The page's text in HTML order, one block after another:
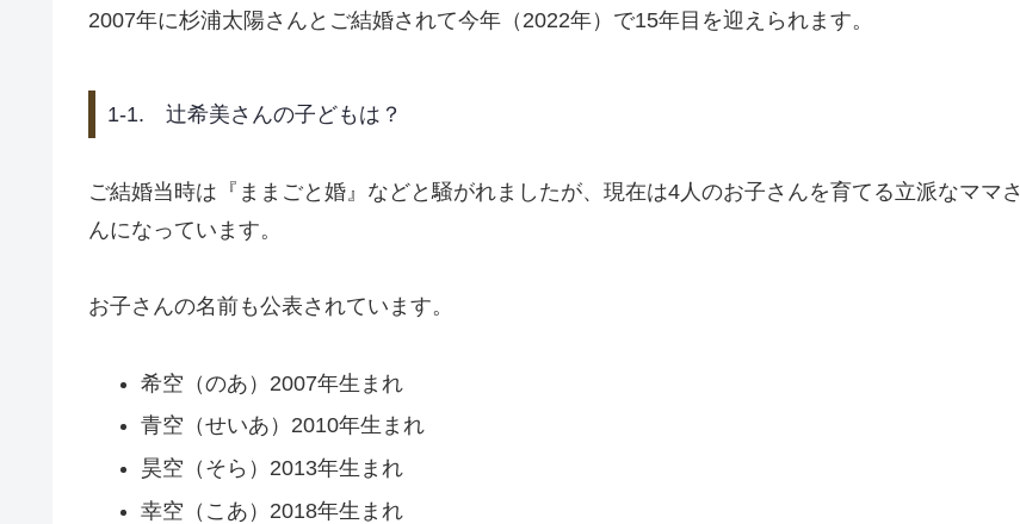
2007年に杉浦太陽さんとご結婚されて今年（2022年）で15年目を迎えられます。
1-1. 辻希美さんの子どもは？
ご結婚当時は『ままごと婚』などと騒がれましたが、現在は4人のお子さんを育てる立派なママさ
んになっています。
お子さんの名前も公表されています。
希空（のあ）2007年生まれ
青空（せいあ）2010年生まれ
昊空（そら）2013年生まれ
幸空（こあ）2018年生まれ